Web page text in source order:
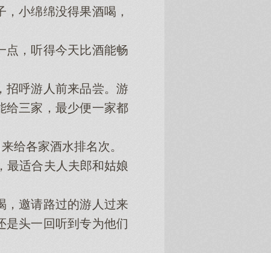
小绵绵没得果酒喝，
，听得今天比酒能畅
呼游人前来品尝。游
给三家，最少便一家都
给各家酒水排名次。
适合夫人夫郎和姑娘
邀请路过的游人过来
是头一回听到专为他们